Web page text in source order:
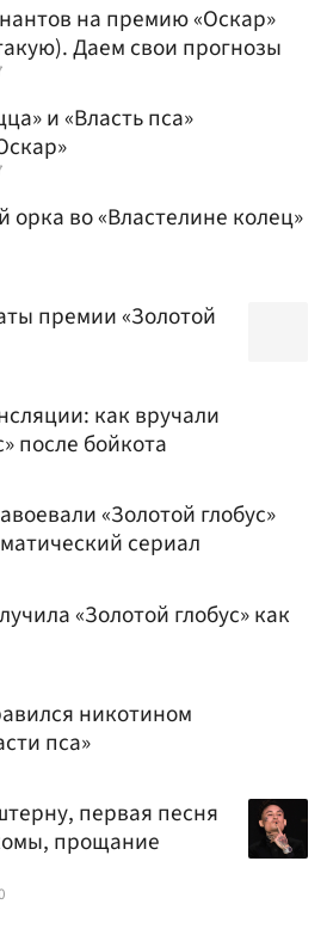
на премию «Оскар»
Даем свои прогнозы
и «Власть пса»
во «Властелине колец»
премии «Золотой
как вручали
после бойкота
«Золотой глобус»
сериал
«Золотой глобус» как
никотином
пса»
первая песня
прощание